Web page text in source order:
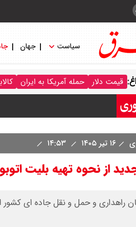
سیاست جهان
قیمت دلار حمله آمریکا به ایران
قیمت سکه پارسیان امروز جمعه ۱۶ مرداد ۱۴۰۵ / سکه پارسیان ۱۰۰ سوتی چند ؟ جدول
ترکیه و عراق، پروژه کاهش
۱۶ تیر ۱۴۰۵
از نحوه تهیه بلیت
راهداری و حمل و نقل جاده ای کشور